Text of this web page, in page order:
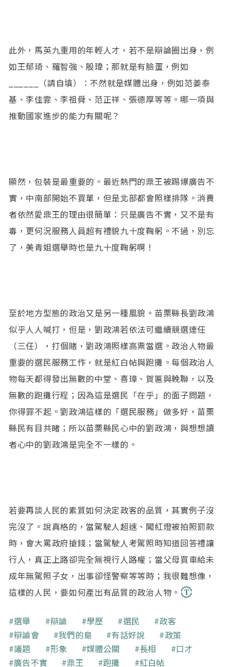
此外，馬英九重用的年輕人才，若不是辯論圈出身，例
如王郁琦、羅智強、殷瑋；那就是有臉蛋，例如
______（請自填）：不然就是媒體出身，例如范姜泰
基、李佳霏、李祖舜、范正祥、張德厚等等。哪一項與
推動國家進步的能力有關呢？
顯然，包裝是最重要的。最近熱門的鼎王被踢爆廣告不
實，中南部開始不買單，但是北部都會照樣排隊。消費
者依然愛鼎王的理由很簡單：只是廣告不實，又不是有
毒，更何況服務人員超有禮貌九十度鞠躬。不過，別忘
了，美青姐選舉時也是九十度鞠躬啊！
至於地方型態的政治又是另一種風貌。苗栗縣長劉政鴻
似乎人人喊打，但是，劉政鴻若依法可繼續競選連任
（三任），打個賭，劉政鴻照樣高票當選。政治人物最
重要的選民服務工作，就是紅白帖與跑攤。每個政治人
物每天都得發出無數的中堂、喜璋、賀匾與輓聯，以及
無數的跑攤行程；因為這是選民「在乎」的面子問題，
你得罪不起。劉政鴻這樣的「選民服務」做多好，苗栗
縣民有目共睹；所以苗栗縣民心中的劉政鴻，與想想讀
者心中的劉政鴻是完全不一樣的。
若要再談人民的素質如何決定政客的品質，其實例子沒
完沒了。說真格的，當駕駛人超速、闖紅燈被拍照罰款
時，會大罵政府搶錢；當駕駛人考駕照時知道回答禮讓
行人，真正上路卻完全無視行人路權；當父母買車給未
成年無駕照子女，出事卻怪警察等等時；我很難想像，
這樣的人民，要如何產出有品質的政治人物。
關鍵字
選舉 辯論 學歷 選民
政客
辯論會
我們的島 有話好說
政策
議題
形象 媒體公關 長相
口才
廣告不實
鼎王 跑攤 紅白帖